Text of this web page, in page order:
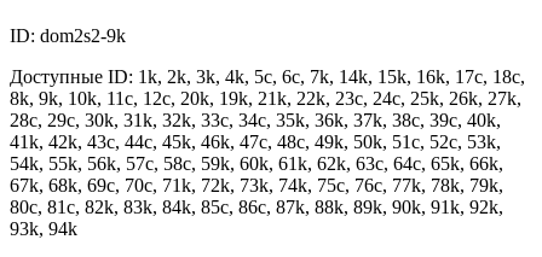
ID: dom2s2-9k
Доступные ID: 1k, 2k, 3k, 4k, 5c, 6c, 7k, 14k, 15k, 16k, 17c, 18c,
8k, 9k, 10k, 11c, 12c, 20k, 19k, 21k, 22k, 23c, 24c, 25k, 26k, 27k,
28c, 29c, 30k, 31k, 32k, 33c, 34c, 35k, 36k, 37k, 38c, 39c, 40k,
41k, 42k, 43c, 44c, 45k, 46k, 47c, 48c, 49k, 50k, 51c, 52c, 53k,
54k, 55k, 56k, 57c, 58c, 59k, 60k, 61k, 62k, 63c, 64c, 65k, 66k,
67k, 68k, 69c, 70c, 71k, 72k, 73k, 74k, 75c, 76c, 77k, 78k, 79k,
80c, 81c, 82k, 83k, 84k, 85c, 86c, 87k, 88k, 89k, 90k, 91k, 92k,
93k, 94k